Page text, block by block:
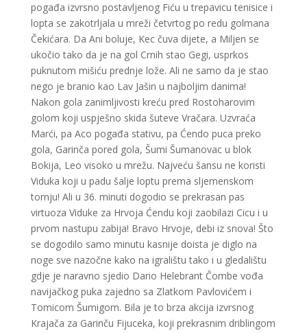
pogađa izvrsno postavljenog Fiću u trepavicu tenisice i
lopta se zakotrljala u mreži četvrtog po redu golmana
Čekićara. Da Ani boluje, Kec čuva dijete, a Miljen se
ukočio tako da je na gol Crnih stao Gegi, usprkos
puknutom mišiću prednje lože. Ali ne samo da je stao
nego je branio kao Lav Jašin u najboljim danima!
Nakon gola zanimljivosti kreću pred Rostoharovim
golom koji uspješno skida šuteve Vračara. Uzvraća
Marći, pa Aco pogađa stativu, pa Ćendo puca preko
gola, Garinča pored gola, Šumi Šumanovac u blok
Bokija, Leo visoko u mrežu. Najveću šansu ne koristi
Viduka koji u padu šalje loptu prema sljemenskom
tornju! Ali u 36. minuti dogodio se prekrasan pas
virtuoza Viduke za Hrvoja Ćendu koji zaobilazi Cicu i u
prvom nastupu zabija! Bravo Hrvoje, debi iz snova! Što
se dogodilo samo minutu kasnije doista je diglo na
noge sve nazočne kako na igralištu tako i u gledalištu
gdje je naravno sjedio Dario Helebrant Čombe vođa
navijačkog puka zajedno sa Zlatkom Pavlovićem i
Tomicom Šumigom. Bila je to brza akcija izvrsnog
Krajača za Garinču Fijuceka, koji prekrasnim driblingom